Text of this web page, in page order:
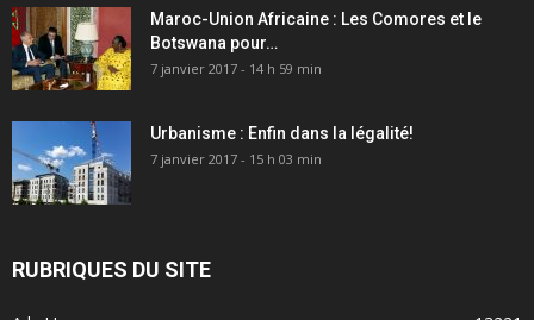
Maroc-Union Africaine : Les Comores et le
Botswana pour…
7 janvier 2017 - 14 h 59 min
Urbanisme : Enfin dans la légalité!
7 janvier 2017 - 15 h 03 min
RUBRIQUES DU SITE